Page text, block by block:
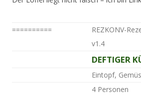
==========
REZKONV-
v1.4
DEFTIGER
Eintopf,
4 Personen